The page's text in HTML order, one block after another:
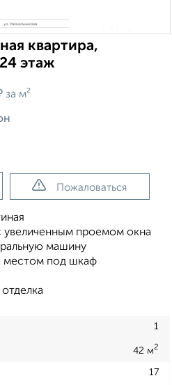
квартира,
этаж
за м²
Пожаловаться
увеличенным проемом окна
машину
местом под шкаф
1
42 м2
17